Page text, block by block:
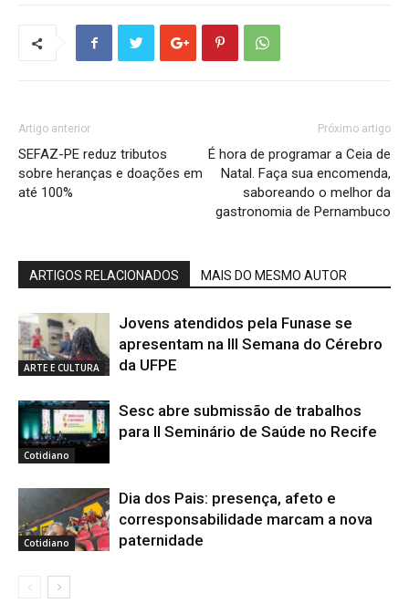
Artigo anterior
SEFAZ-PE reduz tributos
sobre heranças e doações em
até 100%
Próximo artigo
É hora de programar a Ceia de
Natal. Faça sua encomenda,
saboreando o melhor da
gastronomia de Pernambuco
ARTIGOS RELACIONADOS MAIS DO MESMO AUTOR
ARTE E CULTURA
Jovens atendidos pela Funase se
apresentam na III Semana do Cérebro
da UFPE
Cotidiano
Sesc abre submissão de trabalhos
para II Seminário de Saúde no Recife
Cotidiano
Dia dos Pais: presença, afeto e
corresponsabilidade marcam a nova
paternidade